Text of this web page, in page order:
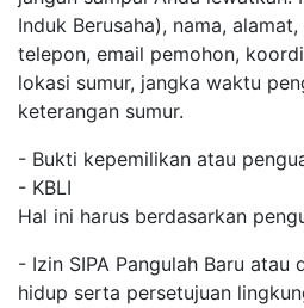
Induk Berusaha), nama,
telepon, email pemohon,
lokasi sumur, jangka waktu
keterangan sumur.
- Bukti kepemilikan atau
- KBLI
Hal ini harus berdasarkan
- Izin SIPA Pangulah Baru atau
hidup serta persetujuan